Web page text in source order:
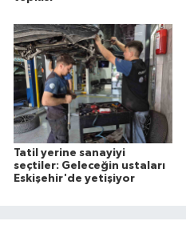
Tatil yerine sanayiyi
seçtiler: Geleceğin ustaları
Eskişehir'de yetişiyor